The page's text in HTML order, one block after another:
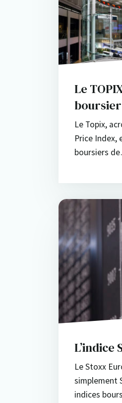
Le
Le Topix,
Price Index,
boursiers
L’indice
Le Stoxx
simplement
indices